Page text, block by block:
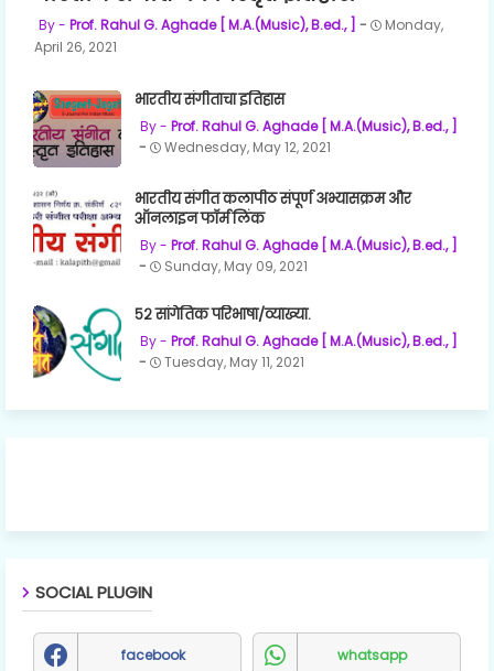
Prof. Rahul G. Aghade [ M.A.(Music), B.ed., ]
Monday,
April 26, 2021
भारतीय संगीताचा इतिहास
Prof. Rahul G. Aghade [ M.A.(Music), B.ed., ]
Wednesday, May 12, 2021
भारतीय संगीत कलापीठ संपूर्ण अभ्यासक्रम और
ऑनलाइन फॉर्म लिंक
Prof. Rahul G. Aghade [ M.A.(Music), B.ed., ]
Sunday, May 09, 2021
५२ सांगेतिक परिभाषा/व्याख्या.
Prof. Rahul G. Aghade [ M.A.(Music), B.ed., ]
Tuesday, May 11, 2021
SOCIAL PLUGIN
facebook whatsapp